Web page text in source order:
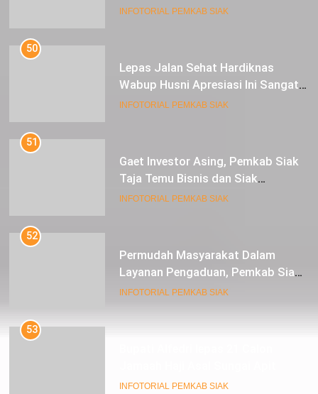
ke-13 Dari BPK RI.
INFOTORIAL PEMKAB SIAK
50
Lepas Jalan Sehat Hardiknas
Wabup Husni Apresiasi Ini Sangat
Luar Biasa
INFOTORIAL PEMKAB SIAK
51
Gaet Investor Asing, Pemkab Siak
Taja Temu Bisnis dan Siak
Expoversary 2024
INFOTORIAL PEMKAB SIAK
52
Permudah Masyarakat Dalam
Layanan Pengaduan, Pemkab Siak
Luncurkan Aplikasi SIP PUAN
INFOTORIAL PEMKAB SIAK
53
INFOTORIAL PEMKAB SIAK